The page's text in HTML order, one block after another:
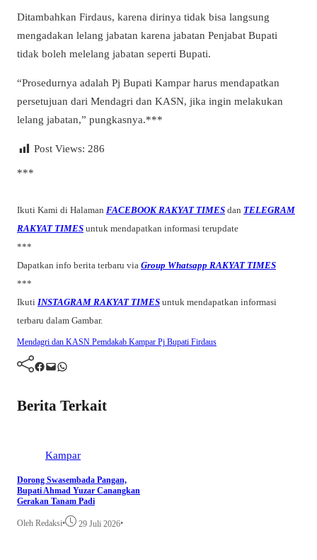
Ditambahkan Firdaus, karena dirinya tidak bisa langsung
mengadakan lelang jabatan karena jabatan Penjabat Bupati
tidak boleh melelang jabatan seperti Bupati.
“Prosedurnya adalah Pj Bupati Kampar harus mendapatkan
persetujuan dari Mendagri dan KASN, jika ingin melakukan
lelang jabatan,” pungkasnya.***
Post Views: 286
***
Ikuti Kami di Halaman FACEBOOK RAKYAT TIMES dan TELEGRAM
RAKYAT TIMES untuk mendapatkan informasi terupdate
***
Dapatkan info berita terbaru via Group Whatsapp RAKYAT TIMES
***
Ikuti INSTAGRAM RAKYAT TIMES untuk mendapatkan informasi
terbaru dalam Gambar.
Mendagri dan KASN Pemdakab Kampar Pj Bupati Firdaus
Facebook Mail WhatsApp
Berita Terkait
Kampar
Dorong Swasembada Pangan,
Bupati Ahmad Yuzar Canangkan
Gerakan Tanam Padi
Oleh Redaksi• 29 Juli 2026•